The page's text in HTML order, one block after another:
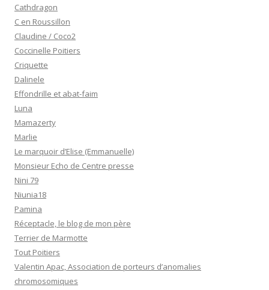
Cathdragon
C en Roussillon
Claudine / Coco2
Coccinelle Poitiers
Criquette
Dalinele
Effondrille et abat-faim
Luna
Mamazerty
Marlie
Le marquoir d’Elise (Emmanuelle)
Monsieur Echo de Centre presse
Nini 79
Niunia18
Pamina
Réceptacle, le blog de mon père
Terrier de Marmotte
Tout Poitiers
Valentin Apac, Association de porteurs d’anomalies
chromosomiques